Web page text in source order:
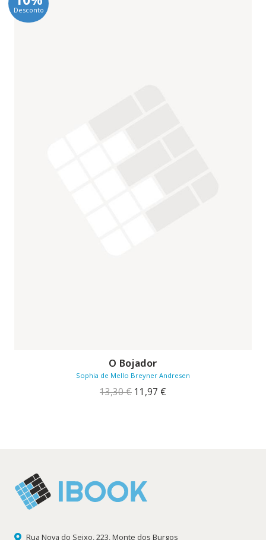
Desconto
O Bojador
Sophia de Mello Breyner Andresen
13,30€ O
11,97 €
Rua Nova do Seixo, 223, Monte dos Burgos